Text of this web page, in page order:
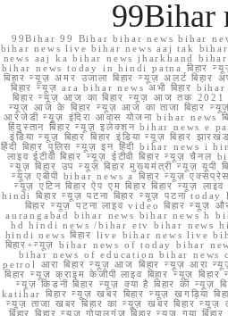
99Bihar
99Bihar 99 Bihar bihar news bihar
bihar news live bihar news aaj tak
news aaj ka bihar news jharkhand bihar
bihar news today in hindi patna बिहार न्यूज़
बिहार न्यूज़ अमर उजाला बिहार न्यूज़ अलर्ट
बिहार न्यूज़ ara bihar news अभी बिहार
बिहार न्यूज़ आज का बिहार न्यूज़ आज तक 2021
न्यूज़ आज के बिहार न्यूज़ आज का ताजा बिहार न्यूज़
आरजेडी न्यूज़ इंदिरा आवास योजना bihar news
हिंदुस्तान बिहार न्यूज़ इलेक्शन bihar news
इंडिया न्यूज़ बिहार बिहार इंडिया न्यूज़ बिहार
हिंदी बिहार पुलिस न्यूज़ इन हिंदी bihar news i
लाइव ईटीवी बिहार न्यूज़ ईटीवी बिहार न्यूज़
न्यूज़ बिहार उप न्यूज़ बिहार मुख्यमंत्री न्यूज़ यूपी
न्यूज़ एबीपी bihar news a बिहार न्यूज़
न्यूज़ एटिन बिहार ऐप एम बिहार बिहार न्यूज़
hindi बिहार न्यूज़ पटना बिहार न्यूज़ पटना
बिहार न्यूज़ पटना लाइव video बिहार न्यूज़
aurangabad bihar news bihar news h
hd hindi news /bihar etv bihar news
hindi news बिहार live bihar news live
बिहार+न्यूज़ bihar news of today bihar
bihar news of education bihar news
petrol आरा बिहार न्यूज़ आज बिहार न्यूज़ आरा
बिहार न्यूज़ क्राइम केजीपी लाइव बिहार न्यूज़
न्यूज़ किडनी बिहार न्यूज़ क्या है बिहार की
katihar बिहार न्यूज़ खबर बिहार न्यूज़ खगड़िया
न्यूज़ ताजा खबर बिहार का न्यूज़ खबर बिहार
बिहार बिहार न्यूज़ गोपालगंज बिहार न्यूज़ गया